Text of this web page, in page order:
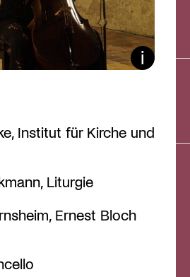
Institut für Kirche und
Liturgie
Ernest Bloch